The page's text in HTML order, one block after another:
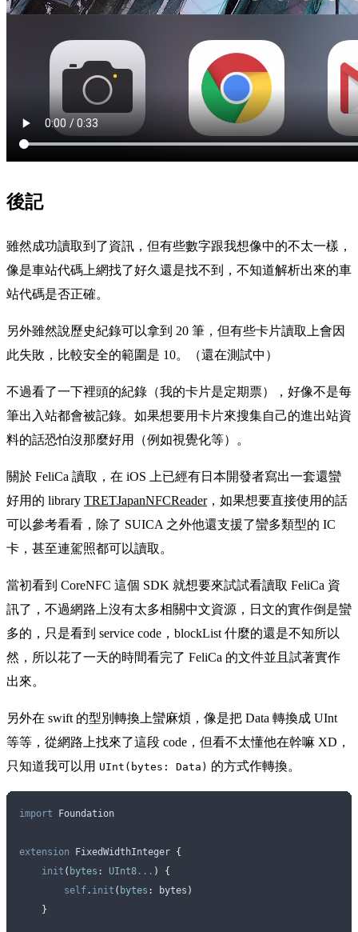
後記
雖然成功讀取到了資訊，但有些數字跟我想像中的不太一樣，
像是車站代碼上網找了好久還是找不到，不知道解析出來的車
站代碼是否正確。
另外雖然說歷史紀錄可以拿到 20 筆，但有些卡片讀取上會因
此失敗，比較安全的範圍是 10。（還在測試中）
不過看了一下裡頭的紀錄（我的卡片是定期票），好像不是每
筆出入站都會被記錄。如果想要用卡片來搜集自己的進出站資
料的話恐怕沒那麼好用（例如視覺化等）。
關於 FeliCa 讀取，在 iOS 上已經有日本開發者寫出一套還蠻
好用的 library TRETJapanNFCReader，如果想要直接使用的話
可以參考看看，除了 SUICA 之外他還支援了蠻多類型的 IC
卡，甚至連駕照都可以讀取。
當初看到 CoreNFC 這個 SDK 就想要來試試看讀取 FeliCa 資
訊了，不過網路上沒有太多相關中文資源，日文的實作倒是蠻
多的，只是看到 service code，blockList 什麼的還是不知所以
然，所以花了一天的時間看完了 FeliCa 的文件並且試著實作
出來。
另外在 swift 的型別轉換上蠻麻煩，像是把 Data 轉換成 UInt
等等，從網路上找來了這段 code，但看不太懂他在幹嘛 XD，
只知道我可以用 UInt(bytes: Data) 的方式作轉換。
import Foundation
extension FixedWidthInteger {
    init
( bytes : UInt8 ... )
{
        self
. init ( bytes : bytes )
    }